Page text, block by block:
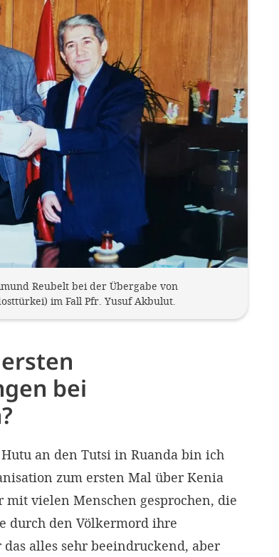
Reubelt bei der Übergabe von
im Fall Pfr. Yusuf Akbulut.
bei
an den Tutsi in Ruanda bin ich
zum ersten Mal über Kenia
vielen Menschen gesprochen, die
durch den Völkermord ihre
alles sehr beeindruckend, aber